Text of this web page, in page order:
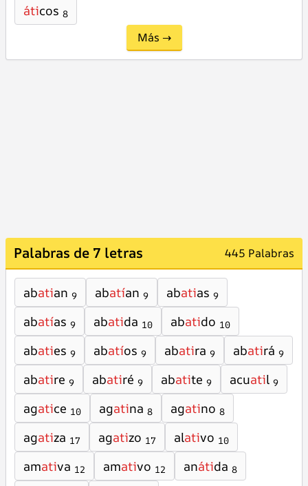
áticos 8
Más →
Palabras de 7 letras 445 Palabras
abatian 9 abatían 9 abatias 9
abatías 9 abatida 10 abatido 10
abaties 9 abatíos 9 abatira 9 abatirá 9
abatire 9 abatiré 9 abatite 9 acuatil 9
agatice 10 agatina 8 agatino 8
agatiza 17 agatizo 17 alativo 10
amativa 12 amativo 12 anátida 8